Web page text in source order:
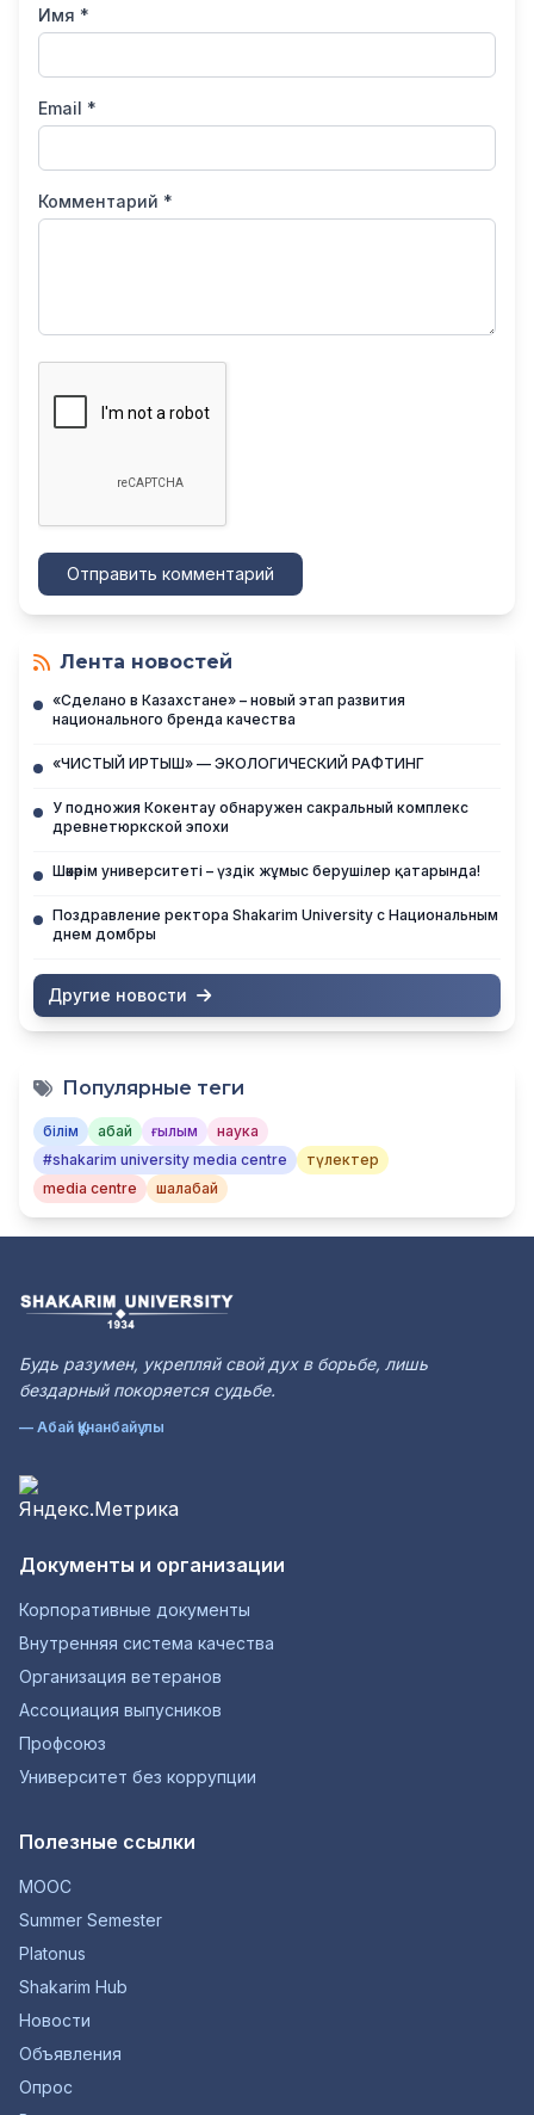
Имя *
Email *
Комментарий *
Отправить комментарий
Лента новостей
«Сделано в Казахстане» – новый этап развития
национального бренда качества
«ЧИСТЫЙ ИРТЫШ» — ЭКОЛОГИЧЕСКИЙ РАФТИНГ
У подножия Кокентау обнаружен сакральный комплекс
древнетюркской эпохи
Шәкәрім университеті – үздік жұмыс берушілер қатарында!
Поздравление ректора Shakarim University с Национальным
днем домбры
Другие новости
Популярные теги
білім абай ғылым
наука
#shakarim university media centre
түлектер
media centre
шалабай
Будь разумен, укрепляй свой дух в борьбе, лишь
бездарный покоряется судьбе.
— Абай Құнанбайұлы
Документы и организации
Корпоративные документы
Внутренняя система качества
Организация ветеранов
Ассоциация выпусников
Профсоюз
Университет без коррупции
Полезные ссылки
MOOC
Summer Semester
Platonus
Shakarim Hub
Новости
Объявления
Опрос